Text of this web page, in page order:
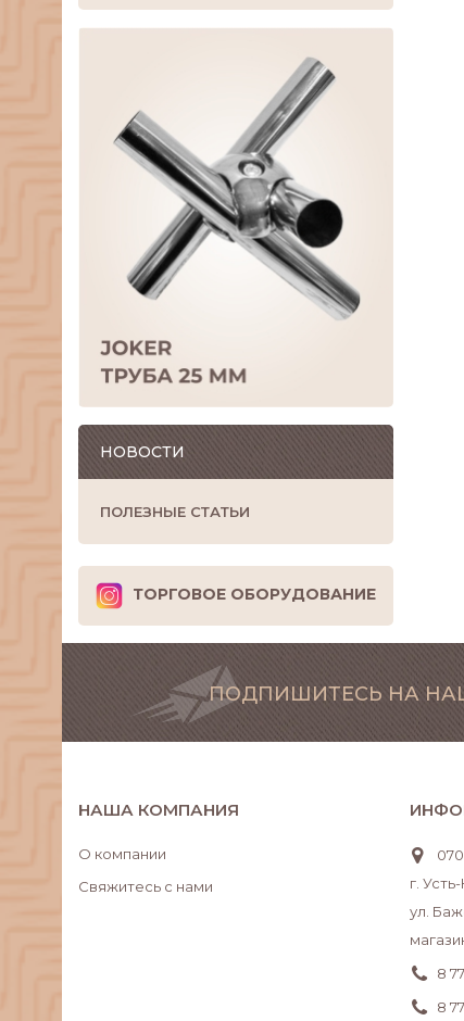
НОВОСТИ
ПОЛЕЗНЫЕ СТАТЬИ
ТОРГОВОЕ ОБОРУДОВАНИЕ
ПОДПИШИТЕСЬ НА
НАША КОМПАНИЯ
О компании
Свяжитесь с нами
г.
ул.
8
8